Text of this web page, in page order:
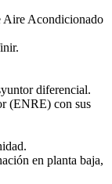
Aire Acondicionado
diferencial.
(ENRE) con sus
en planta baja,